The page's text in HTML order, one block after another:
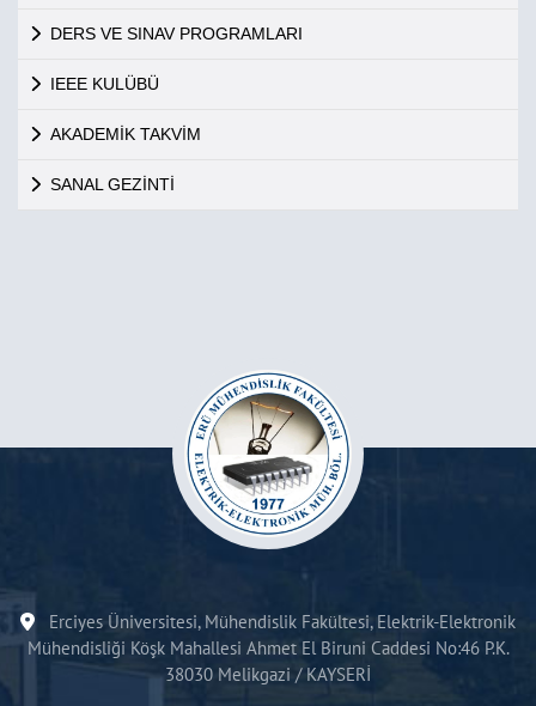
DERS VE SINAV PROGRAMLARI
IEEE KULÜBÜ
AKADEMİK TAKVİM
SANAL GEZİNTİ
Erciyes Üniversitesi, Mühendislik Fakültesi, Elektrik-Elektronik
Mühendisliği Köşk Mahallesi Ahmet El Biruni Caddesi No:46 P.K.
38030 Melikgazi / KAYSERİ